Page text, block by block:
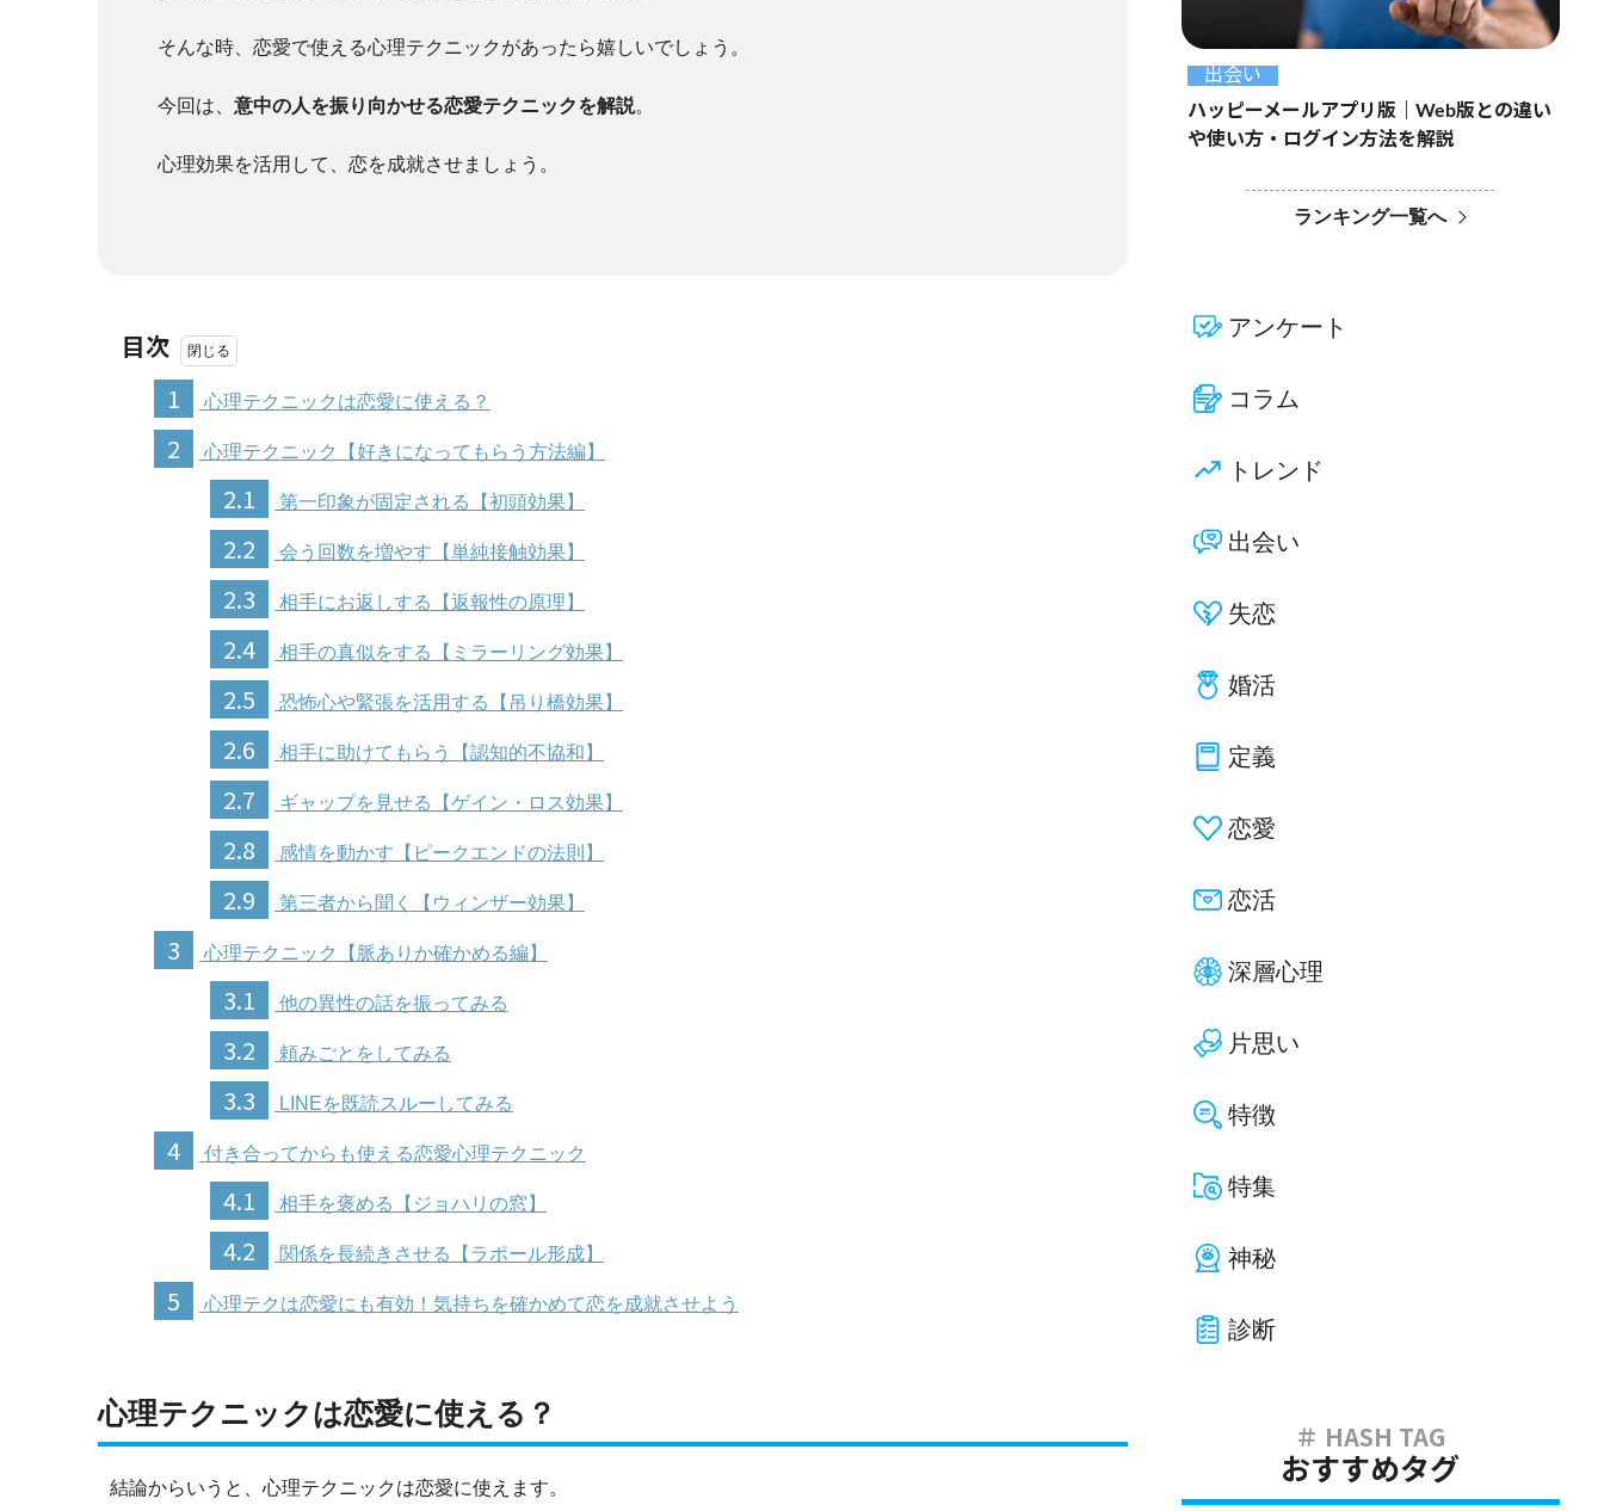
そんな時、恋愛で使える心理テクニックがあったら嬉しいでしょう。
今回は、 意中の人を振り向かせる恋愛テクニックを解説。
心理効果を活用して、恋を成就させましょう。
目次
1
心理テクニックは恋愛に使える？
2 心理テクニック【好きになってもらう方法編】
2.1 第一印象が固定される【初頭効果】
2.2 会う回数を増やす【単純接触効果】
2.3 相手にお返しする【返報性の原理】
2.4 相手の真似をする【ミラーリング効果】
2.5 恐怖心や緊張を活用する【吊り橋効果】
2.6 相手に助けてもらう【認知的不協和】
2.7 ギャップを見せる【ゲイン・ロス効果】
2.8 感情を動かす【ピークエンドの法則】
2.9 第三者から聞く【ウィンザー効果】
3 心理テクニック【脈ありか確かめる編】
3.1 他の異性の話を振ってみる
3.2 頼みごとをしてみる
3.3 LINEを既読スルーしてみる
4 付き合ってからも使える恋愛心理テクニック
4.1 相手を褒める【ジョハリの窓】
4.2 関係を長続きさせる【ラポール形成】
5 心理テクは恋愛にも有効！気持ちを確かめて恋を成就させよう
心理テクニックは恋愛に使える？
結論からいうと、心理テクニックは恋愛に使えます。
出会い
ハッピーメールアプリ版｜Web版との違い
や使い方・ログイン方法を解説
ランキング一覧へ
アンケート
コラム
トレンド
出会い
失恋
婚活
定義
恋愛
恋活
深層心理
片思い
特徴
特集
神秘
診断
おすすめタグ